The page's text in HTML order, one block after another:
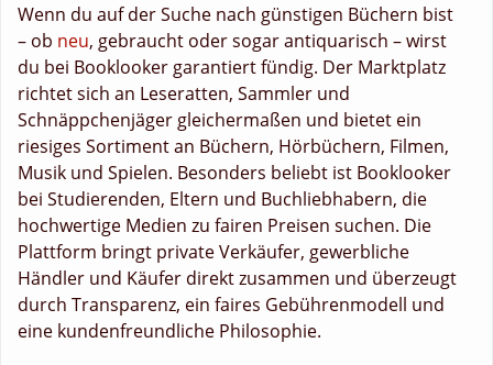
Wenn du auf der Suche nach günstigen Büchern bist
– ob neu, gebraucht oder sogar antiquarisch – wirst
du bei Booklooker garantiert fündig. Der Marktplatz
richtet sich an Leseratten, Sammler und
Schnäppchenjäger gleichermaßen und bietet ein
riesiges Sortiment an Büchern, Hörbüchern, Filmen,
Musik und Spielen. Besonders beliebt ist Booklooker
bei Studierenden, Eltern und Buchliebhabern, die
hochwertige Medien zu fairen Preisen suchen. Die
Plattform bringt private Verkäufer, gewerbliche
Händler und Käufer direkt zusammen und überzeugt
durch Transparenz, ein faires Gebührenmodell und
eine kundenfreundliche Philosophie.